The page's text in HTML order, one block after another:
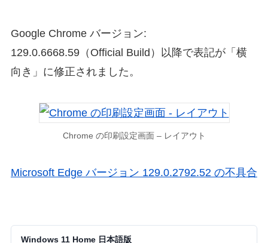
Google Chrome バージョン:
129.0.6668.59（Official Build）以降で表記が「横
向き」に修正されました。
Chrome の印刷設定画面 – レイアウト
Microsoft Edge バージョン 129.0.2792.52 の不具合
Windows 11 Home 日本語版